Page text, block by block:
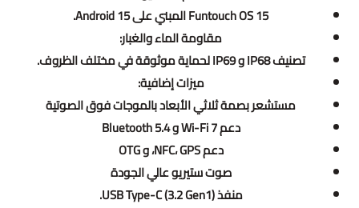
Funtouch OS 15 المبني على Android 15.
مقاومة الماء والغبار:
تصنيف IP68 و IP69 لحماية موثوقة في مختلف الظروف.
ميزات إضافية:
مستشعر بصمة ثلاثي الأبعاد بالموجات فوق الصوتية
دعم Wi-Fi 7 و Bluetooth 5.4
دعم NFC، GPS، و OTG
صوت ستيريو عالي الجودة
منفذ USB Type-C (3.2 Gen1).